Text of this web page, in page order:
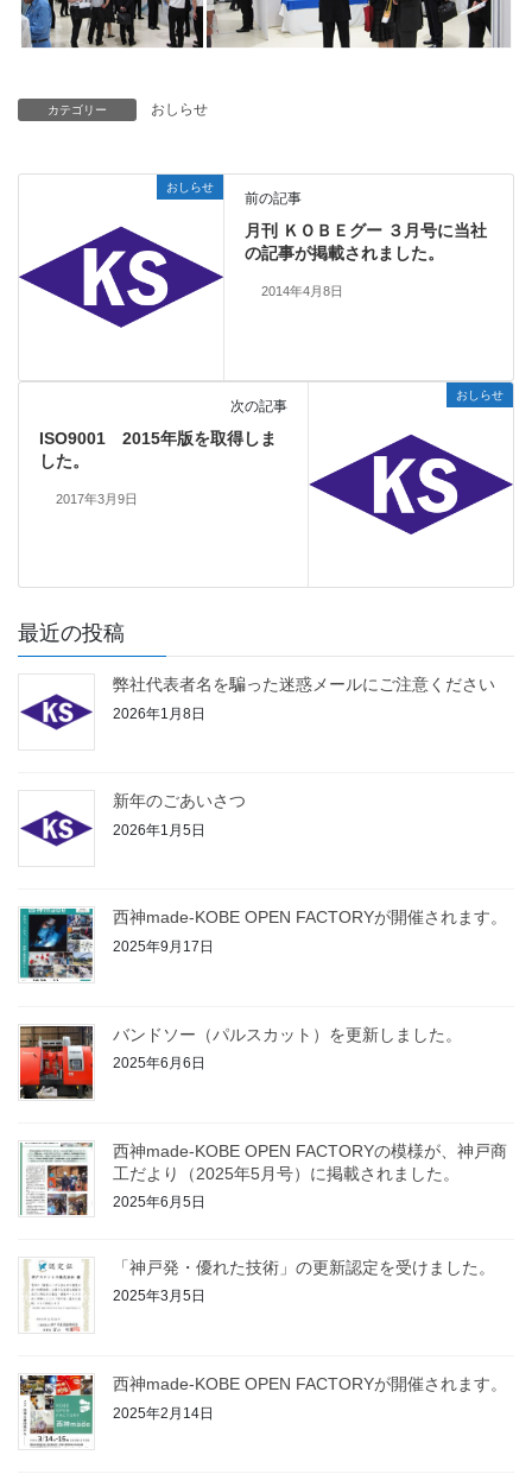
カテゴリー おしらせ
おしらせ
前の記事
月刊 ＫＯＢＥグー ３月号に当社
の記事が掲載されました。
2014年4月8日
おしらせ
次の記事
ISO9001 2015年版を取得しま
した。
2017年3月9日
最近の投稿
弊社代表者名を騙った迷惑メールにご注意ください
2026年1月8日
新年のごあいさつ
2026年1月5日
西神made-KOBE OPEN FACTORYが開催されます。
2025年9月17日
バンドソー（パルスカット）を更新しました。
2025年6月6日
西神made-KOBE OPEN FACTORYの模様が、神戸商
工だより（2025年5月号）に掲載されました。
2025年6月5日
「神戸発・優れた技術」の更新認定を受けました。
2025年3月5日
西神made-KOBE OPEN FACTORYが開催されます。
2025年2月14日